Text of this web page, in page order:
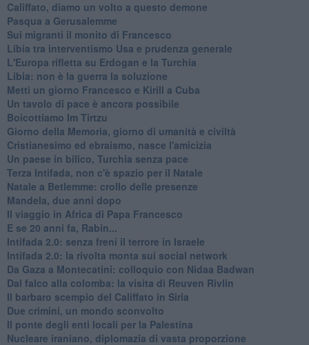
Califfato, diamo un volto a questo demone
Pasqua a Gerusalemme
Sui migranti il monito di Francesco
Libia tra interventismo Usa e prudenza generale
L'Europa rifletta su Erdogan e la Turchia
Libia: non è la guerra la soluzione
Metti un giorno Francesco e Kirill a Cuba
Un tavolo di pace è ancora possibile
Boicottiamo Im Tirtzu
Giorno della Memoria, giorno di umanità e civiltà
Cristianesimo ed ebraismo, nasce l'amicizia
Un paese in bilico, Turchia senza pace
Terza Intifada, non c'è spazio per il Natale
Natale a Betlemme: crollo delle presenze
Mandela, due anni dopo
Il viaggio in Africa di Papa Francesco
E se 20 anni fa, Rabin...
Intifada 2.0: senza freni il terrore in Israele
Intifada 2.0: la rivolta monta sui social network
Da Gaza a Montecatini: colloquio con Nidaa Badwan
Dal falco alla colomba: la visita di Reuven Rivlin
Il barbaro scempio del Califfato in Siria
Due crimini, un mondo sconvolto
Il ponte degli enti locali per la Palestina
Nucleare iraniano, diplomazia di vasta proporzione